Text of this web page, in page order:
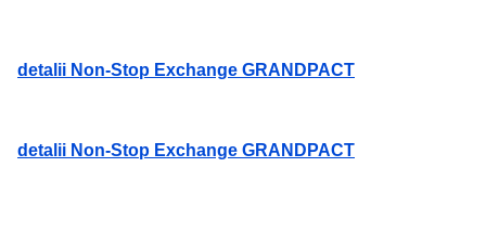
detalii Non-Stop Exchange GRANDPACT
detalii Non-Stop Exchange GRANDPACT